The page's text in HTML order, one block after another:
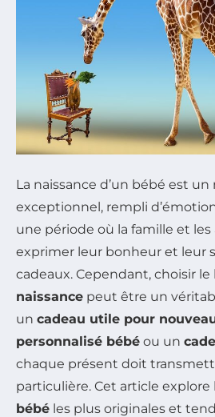
La naissance d’un bébé est
exceptionnel, rempli
une période où la famille et
exprimer leur bonheur et leur
cadeaux. Cependant, choisir le
naissance peut être un
un cadeau utile pour
personnalisé bébé ou un
chaque présent doit
particulière. Cet article explore
bébé les plus originales et